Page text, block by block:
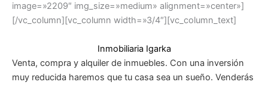
image=»2209″ img_size=»medium» alignment=»center»]
[/vc_column][vc_column width=»3/4″][vc_column_text]
Inmobiliaria Igarka
Venta, compra y alquiler de inmuebles. Con una inversión
muy reducida haremos que tu casa sea un sueño. Venderás